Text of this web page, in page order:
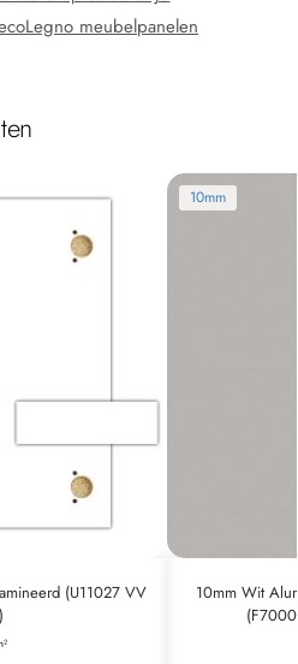
meubelpanelen
(U11027 VV
10mm
10mm Wit